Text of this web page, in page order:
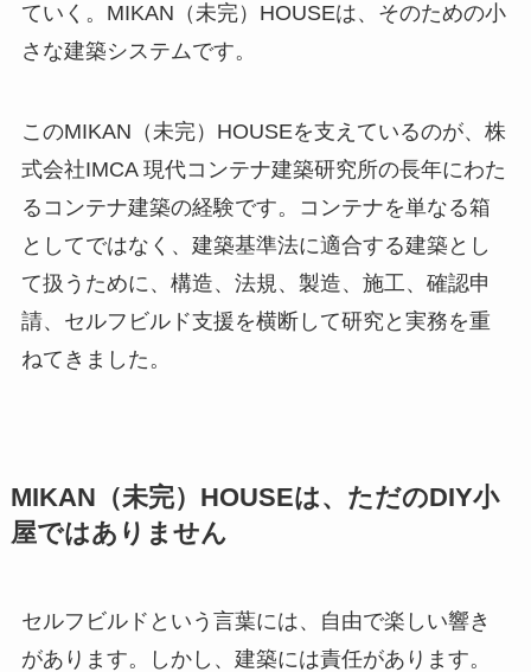
ていく。MIKAN（未完）HOUSEは、そのための小
さな建築システムです。
このMIKAN（未完）HOUSEを支えているのが、株
式会社IMCA 現代コンテナ建築研究所の長年にわた
るコンテナ建築の経験です。コンテナを単なる箱
としてではなく、建築基準法に適合する建築とし
て扱うために、構造、法規、製造、施工、確認申
請、セルフビルド支援を横断して研究と実務を重
ねてきました。
MIKAN（未完）HOUSEは、ただのDIY小
屋ではありません
セルフビルドという言葉には、自由で楽しい響き
があります。しかし、建築には責任があります。